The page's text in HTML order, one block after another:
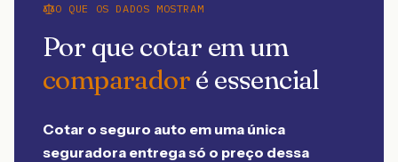
O QUE OS DADOS MOSTRAM
Por que cotar em um
comparadoré essencial
Cotar o seguro auto em uma única
seguradora entrega só o preço dessa